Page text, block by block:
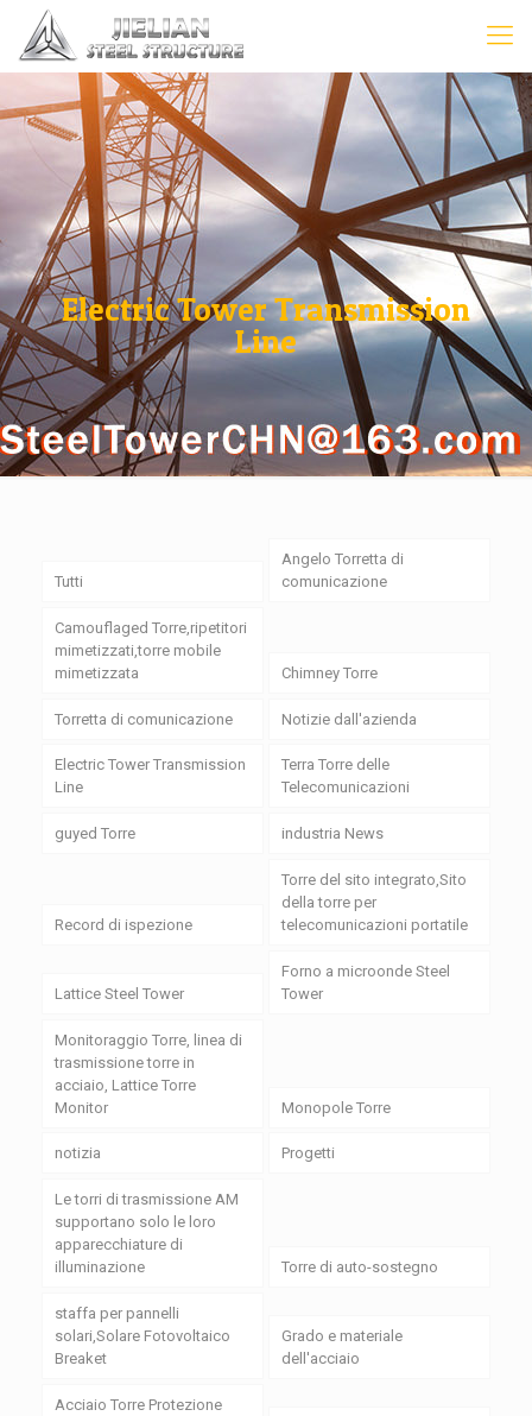
Electric Tower Transmission
Line
Tutti
Angelo Torretta di
comunicazione
Camouflaged Torre,ripetitori
mimetizzati,torre mobile
mimetizzata
Chimney Torre
Torretta di comunicazione Notizie dall'azienda
Electric Tower Transmission
Line
Terra Torre delle
Telecomunicazioni
guyed Torre industria News
Record di ispezione
Torre del sito integrato,Sito
della torre per
telecomunicazioni portatile
Lattice Steel Tower
Forno a microonde Steel
Tower
Monitoraggio Torre, linea di
trasmissione torre in
acciaio, Lattice Torre
Monitor
Monopole Torre
notizia Progetti
Le torri di trasmissione AM
supportano solo le loro
apparecchiature di
illuminazione
Torre di auto-sostegno
staffa per pannelli
solari,Solare Fotovoltaico
Breaket
Grado e materiale
dell'acciaio
Acciaio Torre Protezione